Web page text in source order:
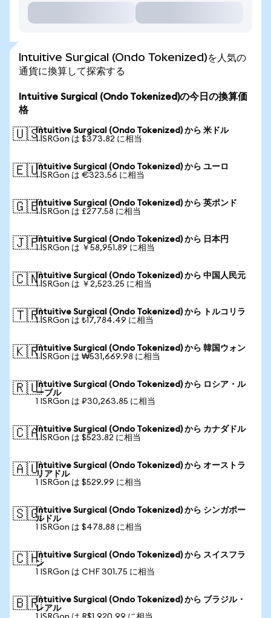
Intuitive Surgical (Ondo Tokenized)を人気の
通貨に換算して探索する
Intuitive Surgical (Ondo Tokenized)の今日の換算価
格
🇺🇸Intuitive Surgical (Ondo Tokenized) から 米ドル
1 ISRGon は $373.82 に相当
🇪🇺Intuitive Surgical (Ondo Tokenized) から ユーロ
1 ISRGon は €323.56 に相当
🇬🇧Intuitive Surgical (Ondo Tokenized) から 英ポンド
1 ISRGon は £277.58 に相当
🇯🇵Intuitive Surgical (Ondo Tokenized) から 日本円
1 ISRGon は ￥58,951.89 に相当
🇨🇳Intuitive Surgical (Ondo Tokenized) から 中国人民元
1 ISRGon は ￥2,523.25 に相当
🇹🇷Intuitive Surgical (Ondo Tokenized) から トルコリラ
1 ISRGon は ₺17,784.49 に相当
🇰🇷Intuitive Surgical (Ondo Tokenized) から 韓国ウォン
1 ISRGon は ₩531,669.98 に相当
🇷🇺Intuitive Surgical (Ondo Tokenized) から ロシア・ル
ーブル
1 ISRGon は ₽30,263.85 に相当
🇨🇦Intuitive Surgical (Ondo Tokenized) から カナダドル
1 ISRGon は $523.82 に相当
🇦🇺Intuitive Surgical (Ondo Tokenized) から オーストラ
リアドル
1 ISRGon は $529.99 に相当
🇸🇬Intuitive Surgical (Ondo Tokenized) から シンガポー
ルドル
1 ISRGon は $478.88 に相当
🇨🇭Intuitive Surgical (Ondo Tokenized) から スイスフラ
ン
1 ISRGon は CHF 301.75 に相当
🇧🇷Intuitive Surgical (Ondo Tokenized) から ブラジル・
レアル